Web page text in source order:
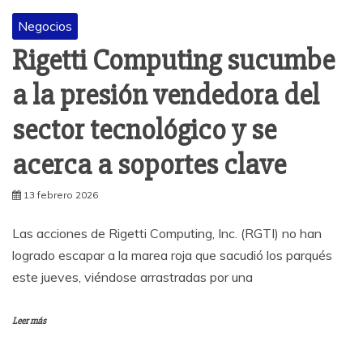
Negocios
Rigetti Computing sucumbe
a la presión vendedora del
sector tecnológico y se
acerca a soportes clave
13 febrero 2026
Las acciones de Rigetti Computing, Inc. (RGTI) no han
logrado escapar a la marea roja que sacudió los parqués
este jueves, viéndose arrastradas por una
Leer más